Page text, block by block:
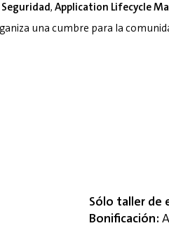
Seguridad, Application Lifecycle
una cumbre para la
Sólo taller de
Bonificación: